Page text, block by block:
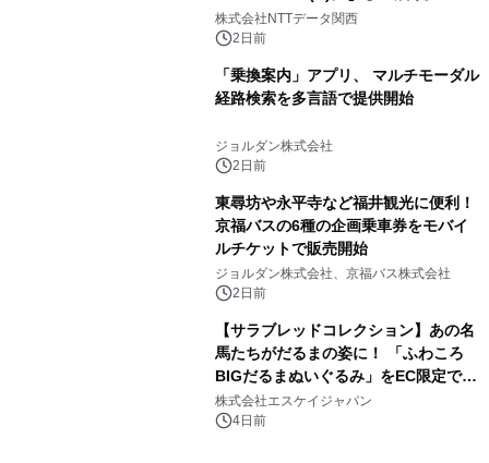
人認証と デジタルデバイド対策で実現
～
株式会社NTTデータ関西
2日前
「乗換案内」アプリ、 マルチモーダル
経路検索を多言語で提供開始
ジョルダン株式会社
2日前
東尋坊や永平寺など福井観光に便利！
京福バスの6種の企画乗車券をモバイ
ルチケットで販売開始
ジョルダン株式会社、京福バス株式会社
2日前
【サラブレッドコレクション】あの名
馬たちがだるまの姿に！ 「ふわころ
BIGだるまぬいぐるみ」をEC限定で受
注販売開始
株式会社エスケイジャパン
4日前